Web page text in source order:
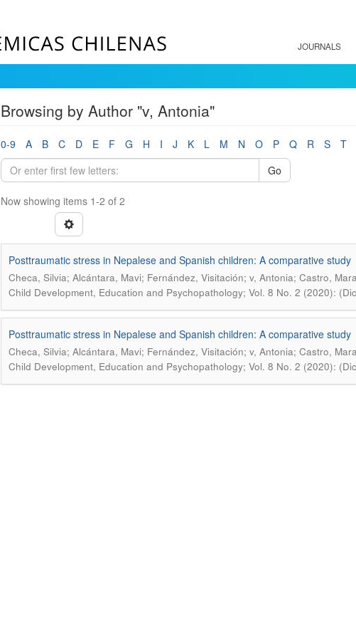
JOURNALS
Browsing by Author "v, Antonia"
0-9 A B C D E F G H I J K L M N O P Q R S T
Go
Now showing items 1-2 of 2
Posttraumatic stress in Nepalese and Spanish children: A comparative study
Checa, Silvia; Alcántara, Mavi; Fernández, Visitación; v, Antonia; Castro,
Child Development, Education and Psychopathology; Vol. 8 No. 2 (2020):
Posttraumatic stress in Nepalese and Spanish children: A comparative study
Checa, Silvia; Alcántara, Mavi; Fernández, Visitación; v, Antonia; Castro,
Child Development, Education and Psychopathology; Vol. 8 No. 2 (2020):